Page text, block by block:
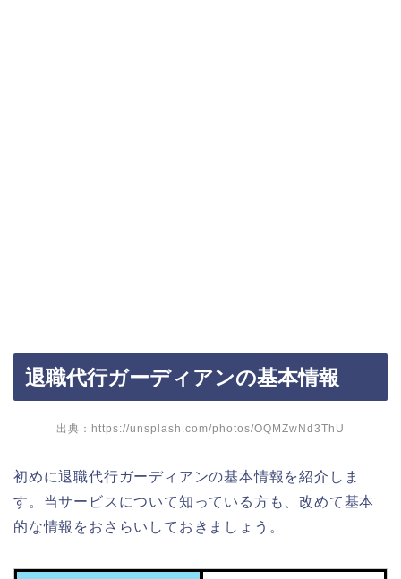
退職代行ガーディアンの基本情報
出典：https://unsplash.com/photos/OQMZwNd3ThU
初めに退職代行ガーディアンの基本情報を紹介しま
す。当サービスについて知っている方も、改めて基本
的な情報をおさらいしておきましょう。